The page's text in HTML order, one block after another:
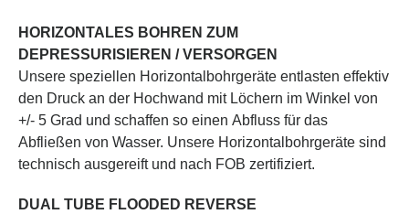
HORIZONTALES BOHREN ZUM
DEPRESSURISIEREN / VERSORGEN
Unsere speziellen Horizontalbohrgeräte entlasten effektiv
den Druck an der Hochwand mit Löchern im Winkel von
+/- 5 Grad und schaffen so einen Abfluss für das
Abfließen von Wasser. Unsere Horizontalbohrgeräte sind
technisch ausgereift und nach FOB zertifiziert.
DUAL TUBE FLOODED REVERSE